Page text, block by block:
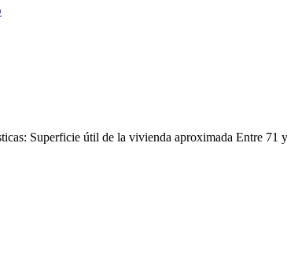
Superficie útil de la vivienda aproximada Entre